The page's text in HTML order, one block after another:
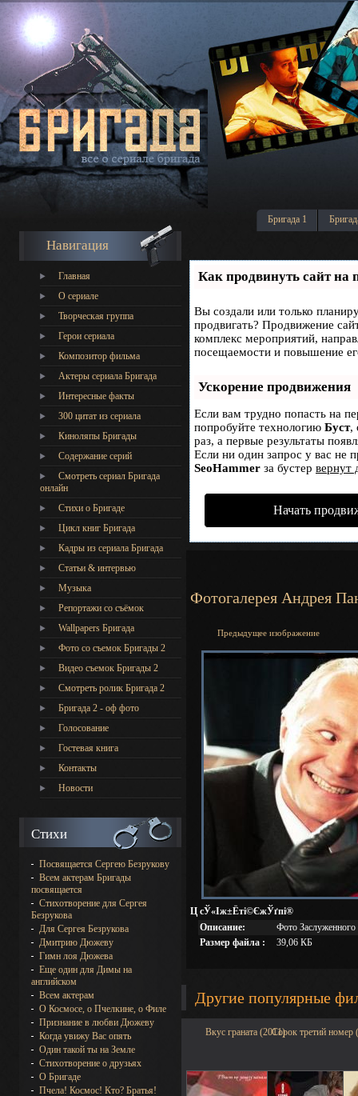
Бригада 1
Навигация
Главная
О сериале
Творческая группа
Герои сериала
Композитор фильма
Актеры сериала Бригада
Интересные факты
300 цитат из сериала
Киноляпы Бригады
Содержание серий
Смотреть сериал Бригада
онлайн
Стихи о Бригаде
Цикл книг Бригада
Кадры из сериала Бригада
Статьи & интервью
Музыка
Репортажи со съёмок
Wallpapers Бригада
Фото со съемок Бригады 2
Видео съемок Бригады 2
Cмотреть ролик Бригада 2
Бригада 2 - оф фото
Голосование
Гостевая книга
Контакты
Новости
Стихи
Посвящается Сергею Безрукову
Всем актерам Бригады
посвящается
Стихотворение для Сергея
Безрукова
Для Сергея Безрукова
Дмитрию Дюжеву
Гимн лоя Дюжева
Еще один для Димы на
английском
Всем актерам
О Космосе, о Пчелкине, о Филе
Признание в любви Дюжеву
Когда увижу Вас опять
Один такой ты на Земле
Стихотворение о друзьях
О Бригаде
Пчела! Космос! Кто? Братья!
Как продвинуть сайт на
Вы создали или только
продвигать? Продвижение
комплекс мероприятий,
посещаемости и повышение
Ускорение продвижения
Если вам трудно попасть на
попробуйте технологию Буст,
раз, а первые результаты
Если ни один запрос у вас не
SeoHammer за бустер вернут
Начать
Фотогалерея Андрея
Предыдущее изображение
Ц сЎ«Іж±Ёті©ЄжЎґпі®
Описание:
Фото Заслуженного
Размер файла :
39,06 КБ
Другие популярные
Вкус граната (2011)Сорок третий номер